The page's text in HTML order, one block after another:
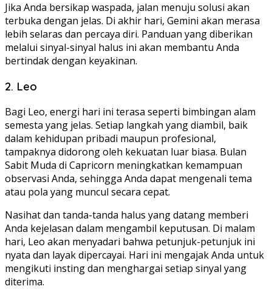
Jika Anda bersikap waspada, jalan menuju solusi akan
terbuka dengan jelas. Di akhir hari, Gemini akan merasa
lebih selaras dan percaya diri. Panduan yang diberikan
melalui sinyal-sinyal halus ini akan membantu Anda
bertindak dengan keyakinan.
2. Leo
Bagi Leo, energi hari ini terasa seperti bimbingan alam
semesta yang jelas. Setiap langkah yang diambil, baik
dalam kehidupan pribadi maupun profesional,
tampaknya didorong oleh kekuatan luar biasa. Bulan
Sabit Muda di Capricorn meningkatkan kemampuan
observasi Anda, sehingga Anda dapat mengenali tema
atau pola yang muncul secara cepat.
Nasihat dan tanda-tanda halus yang datang memberi
Anda kejelasan dalam mengambil keputusan. Di malam
hari, Leo akan menyadari bahwa petunjuk-petunjuk ini
nyata dan layak dipercayai. Hari ini mengajak Anda untuk
mengikuti insting dan menghargai setiap sinyal yang
diterima.